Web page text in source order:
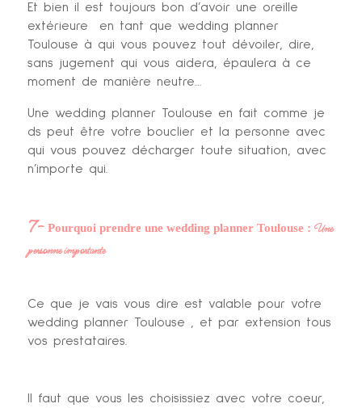
Et bien il est toujours bon d’avoir une oreille
extérieure en tant que wedding planner
Toulouse à qui vous pouvez tout dévoiler, dire,
sans jugement qui vous aidera, épaulera à ce
moment de manière neutre…
Une wedding planner Toulouse en fait comme je
ds peut être votre bouclier et la personne avec
qui vous pouvez décharger toute situation, avec
n’importe qui.
7- Pourquoi prendre une wedding planner Toulouse : Une
personne importante
Ce que je vais vous dire est valable pour votre
wedding planner Toulouse , et par extension tous
vos prestataires.
Il faut que vous les choisissiez avec votre coeur,